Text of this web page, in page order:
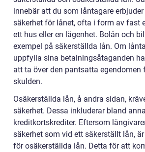
innebär att du som låntagare
säkerhet för lånet, ofta i form av fast
ett hus eller en lägenhet. Bolån och
exempel på säkerställda lån. Om
uppfylla sina betalningsåtaganden
att ta över den pantsatta egendomen
skulden.
Osäkerställda lån, å andra sidan,
säkerhet. Dessa inkluderar bland
kreditkortskrediter. Eftersom
säkerhet som vid ett säkerställt lån,
för osäkerställda lån. Detta för att